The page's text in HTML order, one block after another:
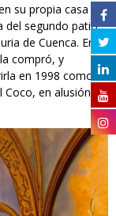
su propia casa
del segundo patio.
de Cuenca. En
compró, y
en 1998 como
Coco, en alusión al